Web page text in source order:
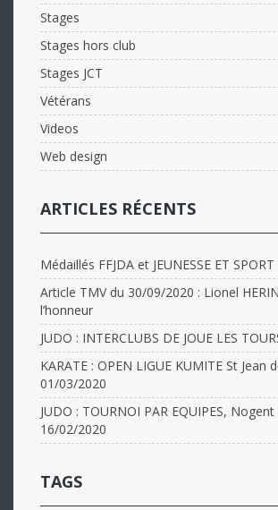
Stages
Stages hors club
Stages JCT
Vétérans
Videos
Web design
ARTICLES RÉCENTS
Médaillés FFJDA et JEUNESSE ET SPORT
Article TMV du 30/09/2020 : Lionel
l’honneur
JUDO : INTERCLUBS DE JOUE LES
KARATE : OPEN LIGUE KUMITE St Jean
01/03/2020
JUDO : TOURNOI PAR EQUIPES,
16/02/2020
TAGS